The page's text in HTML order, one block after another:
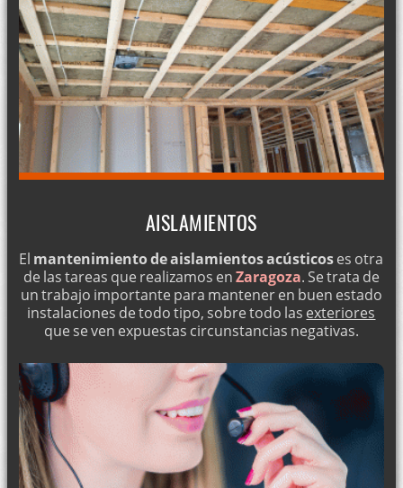
AISLAMIENTOS
El mantenimiento de aislamientos acústicoses otra
de las tareas que realizamos enZaragoza. Se trata de
un trabajo importante para mantener en buen estado
instalaciones de todo tipo, sobre todo las exteriores
que se ven expuestas circunstancias negativas.